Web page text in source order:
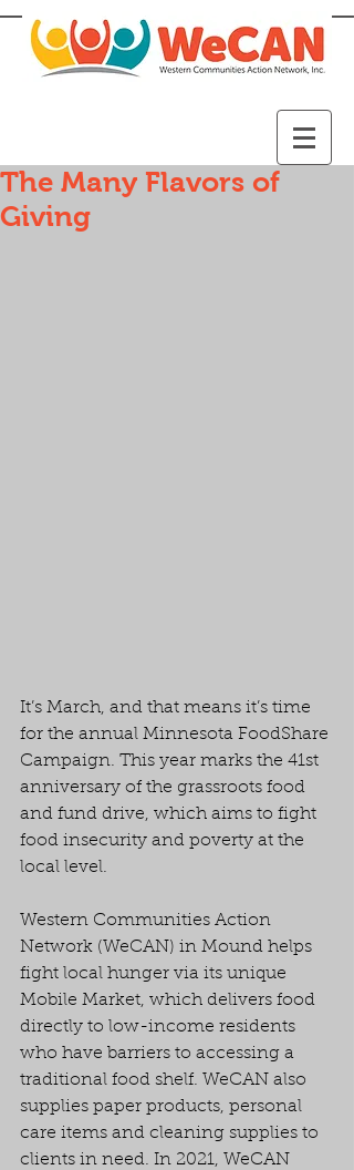
The Many Flavors of
Giving
It’s March, and that means it’s time
for the annual Minnesota FoodShare
Campaign. This year marks the 41st
anniversary of the grassroots food
and fund drive, which aims to fight
food insecurity and poverty at the
local level.
Western Communities Action
Network (WeCAN) in Mound helps
fight local hunger via its unique
Mobile Market, which delivers food
directly to low-income residents
who have barriers to accessing a
traditional food shelf. WeCAN also
supplies paper products, personal
care items and cleaning supplies to
clients in need. In 2021, WeCAN